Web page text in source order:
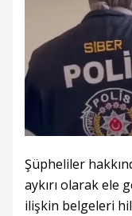
Şüpheliler
aykırı olarak ele
ilişkin belgeleri